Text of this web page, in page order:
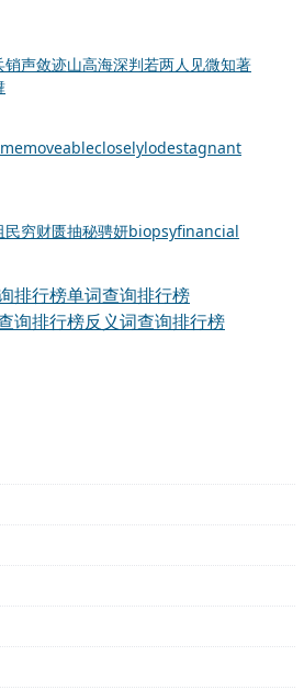
销声敛迹山高海深判若两人 见微知著
moveablecloselylodestagnant
民穷财匮抽秘骋妍biopsyfinancial
排行榜单词查询排行榜
询排行榜反义词查询排行榜